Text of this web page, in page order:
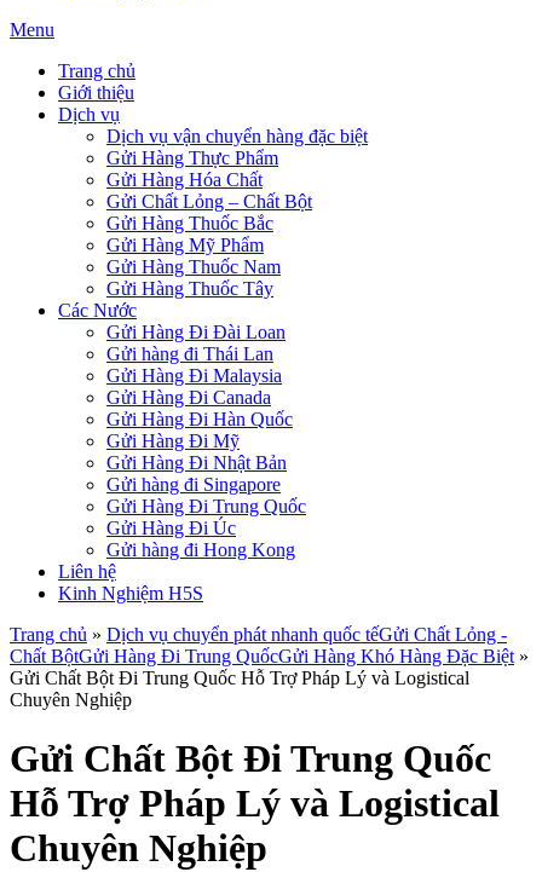
Menu
Trang chủ
Giới thiệu
Dịch vụ
Dịch vụ vận chuyển hàng đặc biệt
Gửi Hàng Thực Phẩm
Gửi Hàng Hóa Chất
Gửi Chất Lỏng – Chất Bột
Gửi Hàng Thuốc Bắc
Gửi Hàng Mỹ Phẩm
Gửi Hàng Thuốc Nam
Gửi Hàng Thuốc Tây
Các Nước
Gửi Hàng Đi Đài Loan
Gửi hàng đi Thái Lan
Gửi Hàng Đi Malaysia
Gửi Hàng Đi Canada
Gửi Hàng Đi Hàn Quốc
Gửi Hàng Đi Mỹ
Gửi Hàng Đi Nhật Bản
Gửi hàng đi Singapore
Gửi Hàng Đi Trung Quốc
Gửi Hàng Đi Úc
Gửi hàng đi Hong Kong
Liên hệ
Kinh Nghiệm H5S
Trang chủ » Dịch vụ chuyển phát nhanh quốc tếGửi Chất Lỏng -
Chất BộtGửi Hàng Đi Trung QuốcGửi Hàng Khó Hàng Đặc Biệt »
Gửi Chất Bột Đi Trung Quốc Hỗ Trợ Pháp Lý và Logistical
Chuyên Nghiệp
Gửi Chất Bột Đi Trung Quốc
Hỗ Trợ Pháp Lý và Logistical
Chuyên Nghiệp